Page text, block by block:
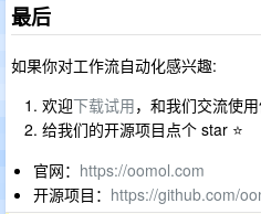
最后
如果你对工作流自动化感兴趣:
欢迎下载试用，和我们交流使
给我们的开源项目点个 star ⭐
官网： https://oomol.com
开源项目： https://github.com/